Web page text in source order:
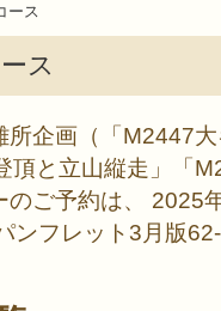
ース
ス
所企画（「M2447
頂と立山縦走」「
のご予約は、 2025
ンフレット3月版